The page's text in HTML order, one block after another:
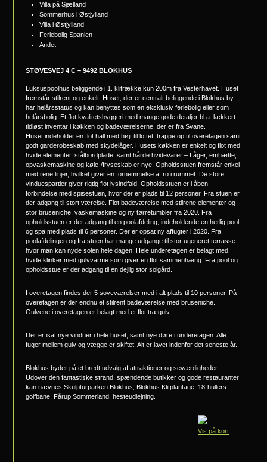
STØVESVEJ 4 C – 9492 BLOKHUS
Luksuspoolhus beliggende i 1. klitrække kun 200m fra Vesterhavet. Huset
fremstår stilrent og enkelt. Huset, der er centralt beliggende i Blokhus by,
har helårsstatus og kan benyttes som en eksklusiv feriebolig eller som
helårsbolig. Et flot kvalitetsbyggeri med mange gode detaljer bl.a. lækkert
tidløst inventar i køkken og badeværelserne, der er fra Svane.
Huset indeholder en flot hall med højt til loftet, trappe op til overetagen samt
godt garderobeskab med skydelåger. Husets køkken er enkelt og flot med
hvide elementer, stålbordplade, samt hårde hvidevarer – Låger, emhætte,
opvaskemaskine og køle-/fryseskab er nye. Opholdsstuen fremstår enkel
med rene linjer, hvilket giver en fornemmelse af ro i rummet. De store
vinduespartier giver rigtig flot lysindfald. Opholdsstuen er i åben
forbindelse med spisestuen, hvor der er plads til 12 personer. Fra stuen er
der adgang til stort værelse. Flot badeværelse med stilrene elementer og
stor bruseniche, vaskemaskine og ny tørretumbler fra 2020. Fra
opholdsstuen er der adgang til en poolafdeling, indeholdende en herlig pool
og spa med plads til 6 personer. Der er opsat ny affugter i 2020. Fra
poolafdelingen og fra stuen har mange udgange til stor ugeneret terrasse
hvor man kan nyde solen hele dagen. Hele underetagen er belagt med
hvide klinker med gulvvarme som giver en flot sammenhæng. Fra pool og
opholdsstue er der adgang til en dejlig stor solgård.
I overetagen findes der 5 soveværelser med i alt plads til 10 personer. På
overetagen er der endnu et stilrent badeværelse med bruseniche.
Gulvene i overetagen er belagt med et flot trægulv.
Der er isat nye vinduer i hele huset, samt nye døre i underetagen. Alle
fuger mellem gulv og vægge er skiftet. Alt er lavet indenfor det seneste år.
Blokhus byder på et bredt udvalg af attraktioner og seværdigheder.
Udover den fantastiske strand, spændende butikker og gode restauranter
kan nævnes Skulpturparken Blokhus, Blokhus Klitplantage, 18-hullers
golfbane, Fårup Sommerland, hesteudlejning.
Vis på kort
Villa på Sjælland
Sommerhus i Østjylland
Villa i Østjylland
Feriebolig Spanien
Andet